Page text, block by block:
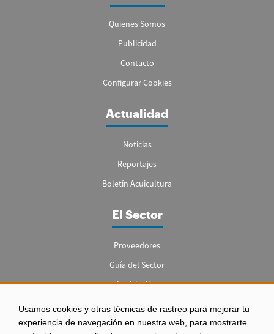
Usamos cookies y otras técnicas de rastreo para mejorar tu
experiencia de navegación en nuestra web, para mostrarte
Quienes Somos
Publicidad
Contacto
Configurar Cookies
Actualidad
Noticias
Reportajes
Boletín Acuicultura
El Sector
Proveedores
Guía del Sector
Legislación
Empleo